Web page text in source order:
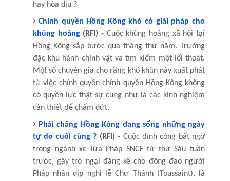
hay hòa dịu ?
Chính quyền Hồng Kông khó có giải pháp cho
khủng hoảng(RFI) - Cuộc khủng hoảng xã hội tại
Hồng Kông sắp bước qua tháng thứ năm. Trưởng
đặc khu hành chính vật vã tìm kiếm một lối thoát.
Một số chuyên gia cho rằng khó khăn này xuất phát
từ việc chính quyền chính quyền Hồng Kông không
có quyền lực thật sự cũng như là các kinh nghiệm
cần thiết để chấm dứt.
Phải chăng Hồng Kông đang sống những ngày
tự do cuối cùng ? (RFI) - Cuộc đình công bất ngờ
trong ngành xe lửa Pháp SNCF từ thứ Sáu tuần
trước, gây trở ngại đáng kể cho đông đảo người
Pháp nhân dịp nghỉ lễ Chư Thánh (Toussaint), là